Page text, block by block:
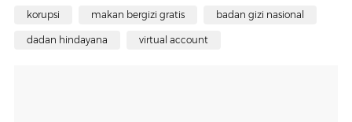
korupsi makan bergizi gratis badan gizi nasional
dadan hindayana virtual account